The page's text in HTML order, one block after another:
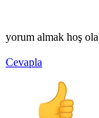
yorum almak hoş
Cevapla